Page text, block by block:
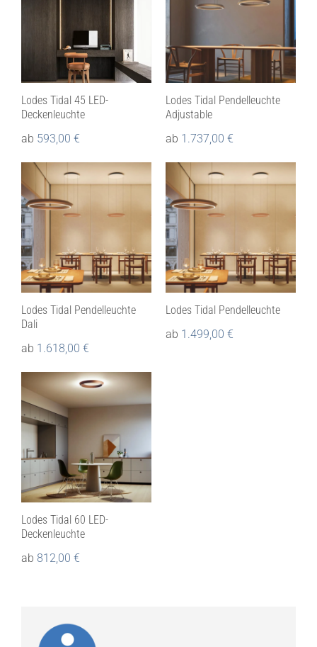
Lodes Tidal 45 LED-
Deckenleuchte
ab 593,00 €
Lodes Tidal Pendelleuchte
Adjustable
ab 1.737,00 €
Lodes Tidal Pendelleuchte
Dali
ab 1.618,00 €
Lodes Tidal Pendelleuchte
ab 1.499,00 €
Lodes Tidal 60 LED-
Deckenleuchte
ab 812,00 €